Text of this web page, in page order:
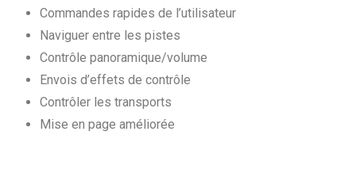
Commandes rapides de l’utilisateur
Naviguer entre les pistes
Contrôle panoramique/volume
Envois d’effets de contrôle
Contrôler les transports
Mise en page améliorée